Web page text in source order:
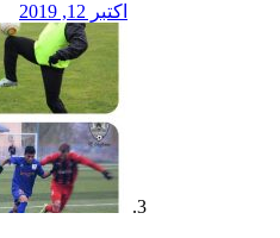
اکتبر 12, 2019